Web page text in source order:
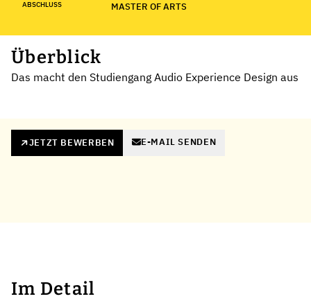
ABSCHLUSS MASTER OF ARTS
Überblick
Das macht den Studiengang Audio Experience Design aus
JETZT BEWERBEN E-MAIL SENDEN
Im Detail